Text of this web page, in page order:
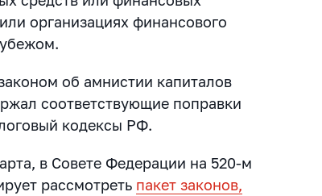
организациях финансового
об амнистии капиталов
соответствующие поправки
кодексы РФ.
в Совете Федерации на 520-м
рассмотреть пакет законов,